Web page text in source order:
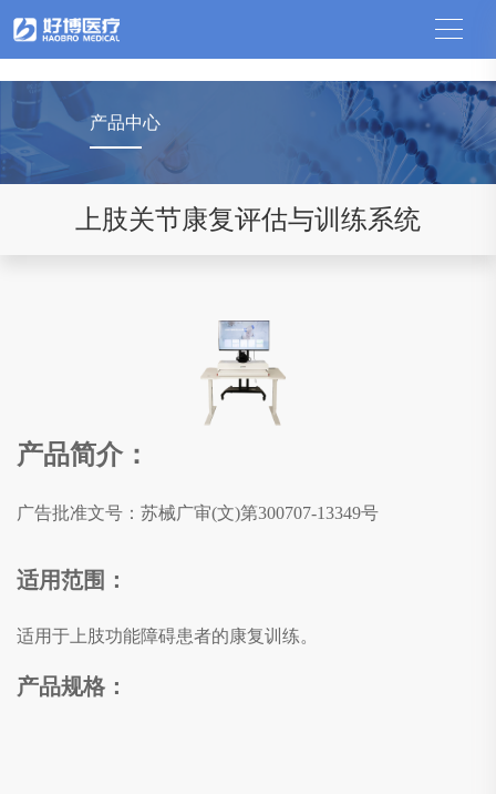
产品中心
上肢关节康复评估与训练系统
产品简介：
广告批准文号：苏械广审(文)第300707-13349号
适用范围：
适用于上肢功能障碍患者的康复训练。
产品规格：